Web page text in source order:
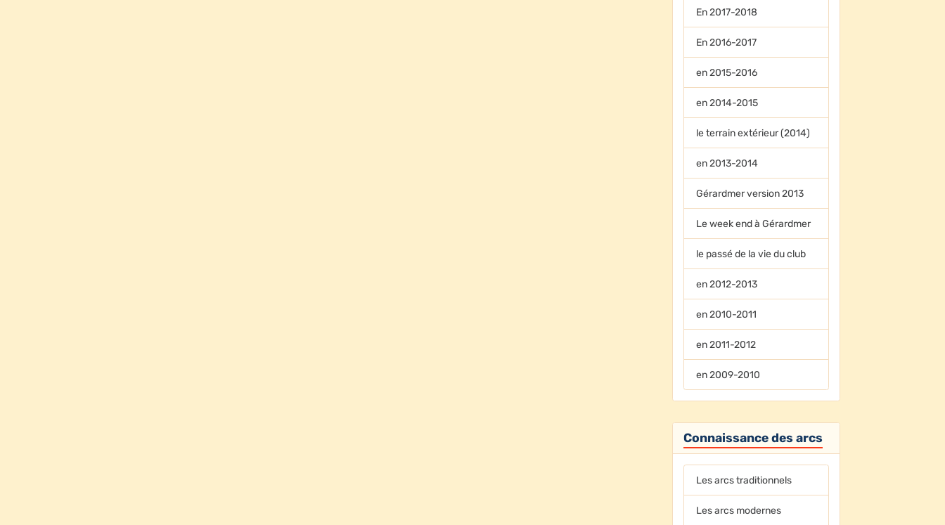
En 2017-2018
En 2016-2017
en 2015-2016
en 2014-2015
le terrain extérieur (2014)
en 2013-2014
Gérardmer version 2013
Le week end à Gérardmer
le passé de la vie du club
en 2012-2013
en 2010-2011
en 2011-2012
en 2009-2010
Connaissance des arcs
Les arcs traditionnels
Les arcs modernes